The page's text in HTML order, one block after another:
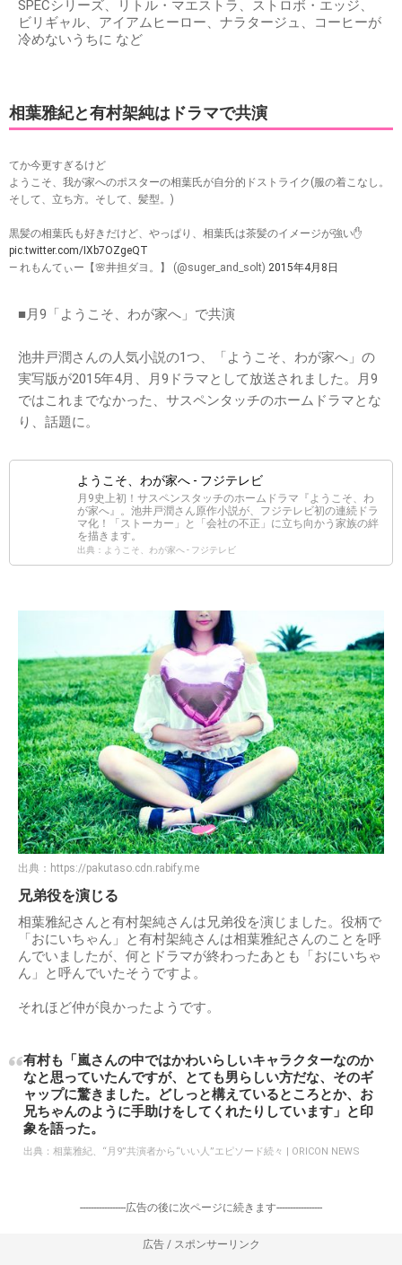
SPECシリーズ、リトル・マエストラ、ストロボ・エッジ、
ビリギャル、アイアムヒーロー、ナラタージュ、コーヒーが
冷めないうちに など
相葉雅紀と有村架純はドラマで共演
てか今更すぎるけど
ようこそ、我が家へのポスターの相葉氏が自分的ドストライク(服の着こなし。
そして、立ち方。そして、髪型。)
黒髪の相葉氏も好きだけど、やっぱり、相葉氏は茶髪のイメージが強い✋
pic.twitter.com/IXb7OZgeQT
— れもんてぃー【🌸井担ダヨ。】 (@suger_and_solt) 2015年4月8日
■月9「ようこそ、わが家へ」で共演
池井戸潤さんの人気小説の1つ、「ようこそ、わが家へ」の
実写版が2015年4月、月9ドラマとして放送されました。月9
ではこれまでなかった、サスペンタッチのホームドラマとな
り、話題に。
ようこそ、わが家へ - フジテレビ
月9史上初！サスペンスタッチのホームドラマ『ようこそ、わ
が家へ』。池井戸潤さん原作小説が、フジテレビ初の連続ドラ
マ化！「ストーカー」と「会社の不正」に立ち向かう家族の絆
を描きます。
出典：ようこそ、わが家へ - フジテレビ
出典： https://pakutaso.cdn.rabify.me
兄弟役を演じる
相葉雅紀さんと有村架純さんは兄弟役を演じました。役柄で
「おにいちゃん」と有村架純さんは相葉雅紀さんのことを呼
んでいましたが、何とドラマが終わったあとも「おにいちゃ
ん」と呼んでいたそうですよ。
それほど仲が良かったようです。
有村も「嵐さんの中ではかわいらしいキャラクターなのか
なと思っていたんですが、とても男らしい方だな、そのギ
ャップに驚きました。どしっと構えているところとか、お
兄ちゃんのように手助けをしてくれたりしています」と印
象を語った。
出典： 相葉雅紀、“月9”共演者から“いい人”エピソード続々 | ORICON NEWS
-----------------広告の後に次ページに続きます-----------------
広告 / スポンサーリンク